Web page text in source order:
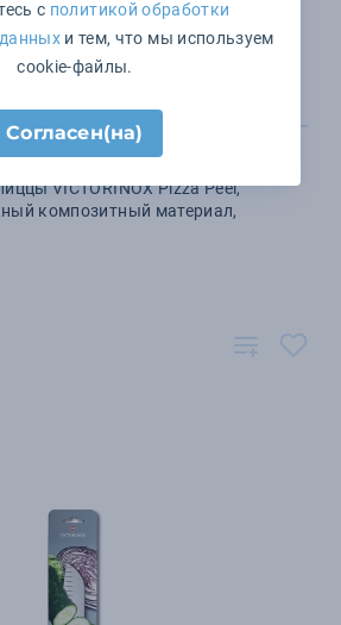
VICTORINOX Pizza Peel,
композитный материал,
с политикой обработки
и тем, что мы используем
cookie-файлы.
Согласен(на)